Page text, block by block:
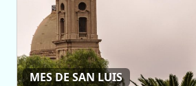
MES DE SAN LUIS